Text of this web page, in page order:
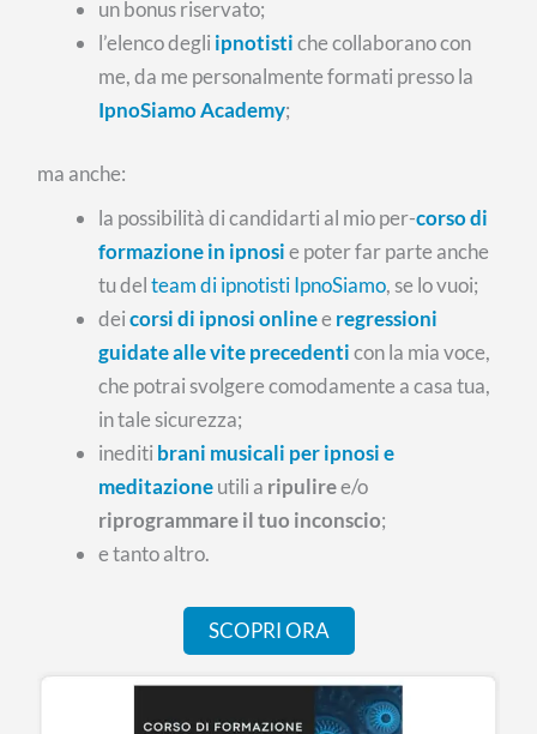
un bonus riservato;
l’elenco degli ipnotistiche collaborano con
me, da me personalmente formati presso la
IpnoSiamo Academy;
ma anche:
la possibilità di candidarti al mio per-corso di
formazione in ipnosie poter far parte anche
tu delteam di ipnotisti IpnoSiamo, se lo vuoi;
deicorsi di ipnosi onlinee regressioni
guidate alle vite precedenticon la mia voce,
che potrai svolgere comodamente a casa tua,
in tale sicurezza;
inediti brani musicali per ipnosi e
meditazioneutili a ripuliree/o
riprogrammare il tuo inconscio;
e tanto altro.
SCOPRI ORA